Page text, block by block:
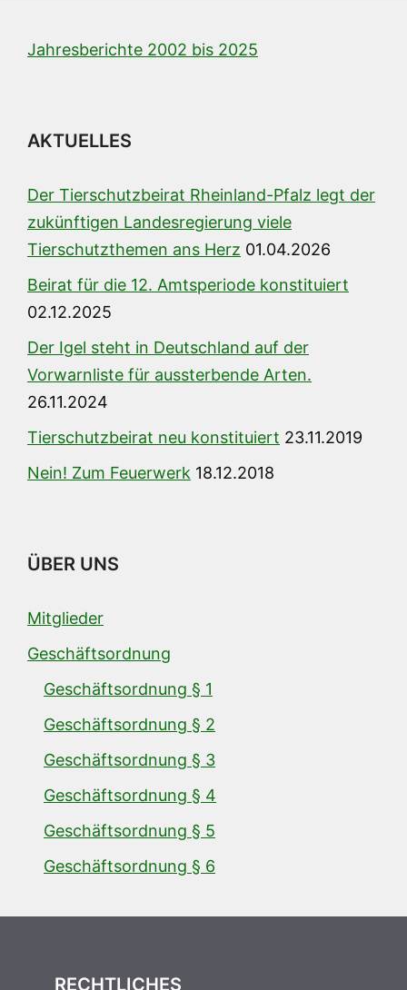
Jahresberichte 2002 bis 2025
AKTUELLES
Der Tierschutzbeirat Rheinland-Pfalz legt der
zukünftigen Landesregierung viele
Tierschutzthemen ans Herz 01.04.2026
Beirat für die 12. Amtsperiode konstituiert
02.12.2025
Der Igel steht in Deutschland auf der
Vorwarnliste für aussterbende Arten.
26.11.2024
Tierschutzbeirat neu konstituiert 23.11.2019
Nein! Zum Feuerwerk 18.12.2018
ÜBER UNS
Mitglieder
Geschäftsordnung
Geschäftsordnung § 1
Geschäftsordnung § 2
Geschäftsordnung § 3
Geschäftsordnung § 4
Geschäftsordnung § 5
Geschäftsordnung § 6
RECHTLICHES